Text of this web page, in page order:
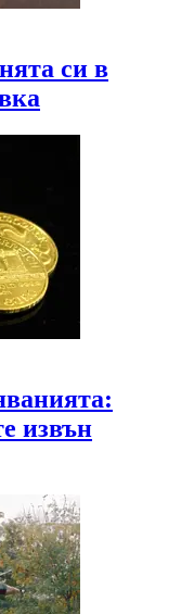
си в
извън